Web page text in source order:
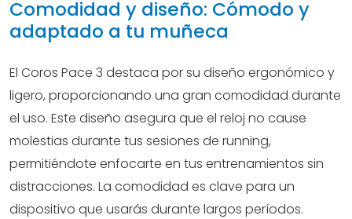
Comodidad y diseño: Cómodo y
adaptado a tu muñeca
El Coros Pace 3 destaca por su diseño ergonómico y
ligero, proporcionando una gran comodidad durante
el uso. Este diseño asegura que el reloj no cause
molestias durante tus sesiones de running,
permitiéndote enfocarte en tus entrenamientos sin
distracciones. La comodidad es clave para un
dispositivo que usarás durante largos períodos.